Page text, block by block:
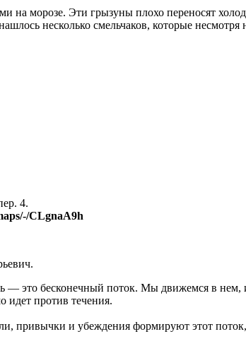
морозе. Эти грызуны плохо переносят
несколько смельчаков, которые
4.
CLgnaA9h
— это бесконечный поток. Мы движемся в
идет против течения.
привычки и убеждения формируют этот поток,
фобиям и паническими атаками?